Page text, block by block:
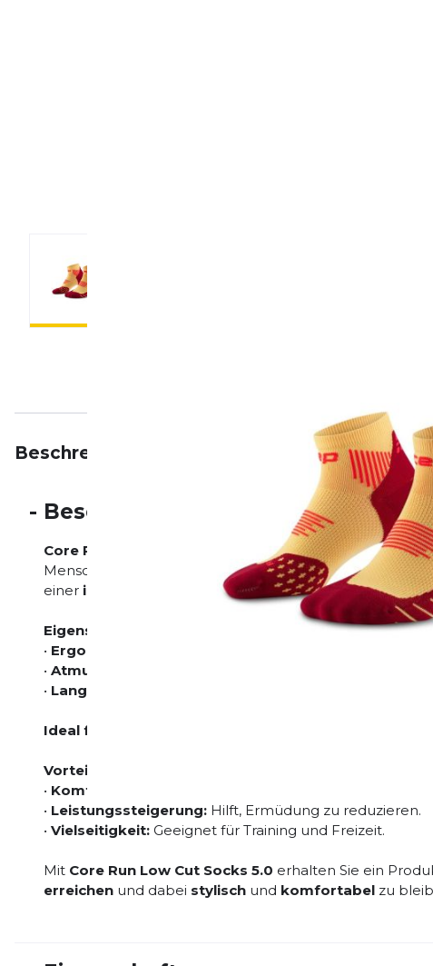
Beschreibung Bewertungen
- Beschreibung
Core Run Low Cut Socks 5.0
ist die perfekte Wahl für
Menschen, die auf
höchste QualitätundLeistung
einer innovativen Technologie kombiniert dieses
Eigenschaften:
• Ergonomische Passform:
Entwickelt, um sich den
• Atmungsaktive Stoffe:
Sorgt für ein angenehmes
• Langlebig und leicht:
Ideal für:
Vorteile:
• Komfort:
• Leistungssteigerung: Hilft, Ermüdung zu reduzieren.
• Vielseitigkeit: Geeignet für Training und Freizeit.
Mit Core Run Low Cut Socks 5.0 erhalten Sie ein
erreichen und dabei stylisch und komfortabel zu